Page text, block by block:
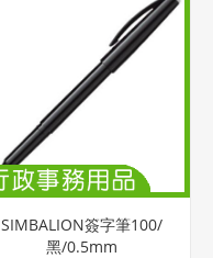
SIMBALION簽字筆100/
黑/0.5mm